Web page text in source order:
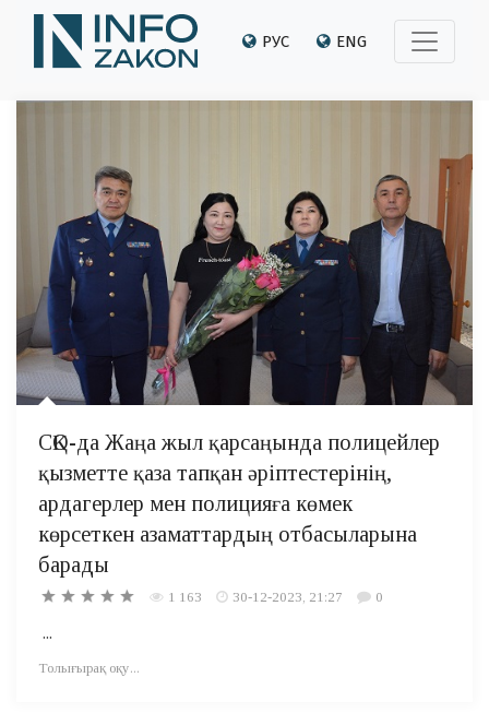
РУС ENG
СҚО-да Жаңа жыл қарсаңында полицейлер
қызметте қаза тапқан әріптестерінің,
ардагерлер мен полицияға көмек
көрсеткен азаматтардың отбасыларына
барады
1 163 30-12-2023, 21:27 0
...
Толығырақ оқу...